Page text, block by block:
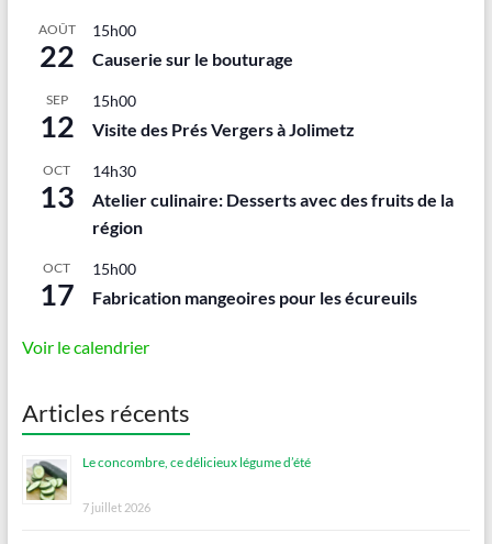
AOÛT
22
15h00
Causerie sur le bouturage
SEP
12
15h00
Visite des Prés Vergers à Jolimetz
OCT
13
14h30
Atelier culinaire: Desserts avec des fruits de la
région
OCT
17
15h00
Fabrication mangeoires pour les écureuils
Voir le calendrier
Articles récents
Le concombre, ce délicieux légume d’été
7 juillet 2026